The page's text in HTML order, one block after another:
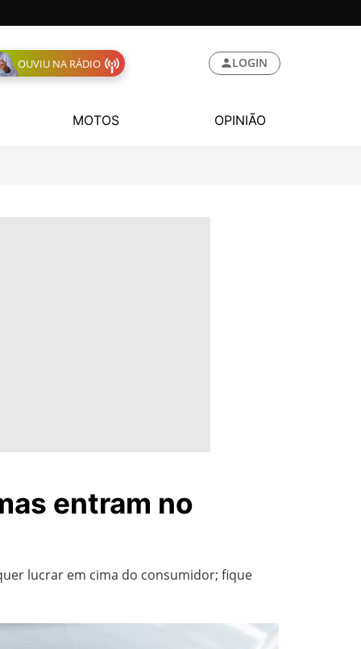
OUVIU NA RÁDIO LOGIN
MOTOS OPINIÃO
entram no
lucrar em cima do consumidor; fique